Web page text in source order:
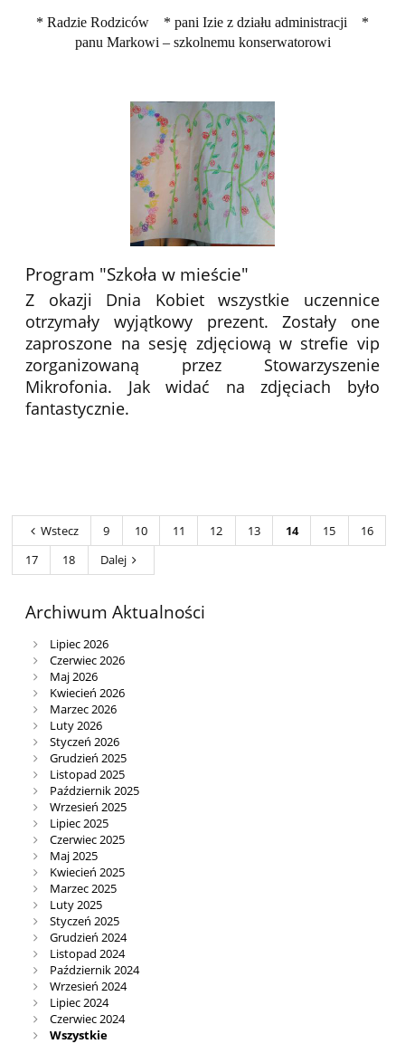
* Radzie Rodziców * pani Izie z działu administracji *
panu Markowi – szkolnemu konserwatorowi
Program "Szkoła w mieście"
Z okazji Dnia Kobiet wszystkie uczennice
otrzymały wyjątkowy prezent. Zostały one
zaproszone na sesję zdjęciową w strefie vip
zorganizowaną przez Stowarzyszenie
Mikrofonia. Jak widać na zdjęciach było
fantastycznie.
Wstecz 9 10 11 12 13 14 15
16
17
18 Dalej
Archiwum Aktualności
Lipiec 2026
Czerwiec 2026
Maj 2026
Kwiecień 2026
Marzec 2026
Luty 2026
Styczeń 2026
Grudzień 2025
Listopad 2025
Październik 2025
Wrzesień 2025
Lipiec 2025
Czerwiec 2025
Maj 2025
Kwiecień 2025
Marzec 2025
Luty 2025
Styczeń 2025
Grudzień 2024
Listopad 2024
Październik 2024
Wrzesień 2024
Lipiec 2024
Czerwiec 2024
Wszystkie